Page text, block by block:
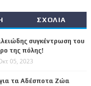
ΣΧΟΛΙΑ
συγκέντρωση του
της πόλης!
05, 2023
τα Αδέσποτα Ζώα